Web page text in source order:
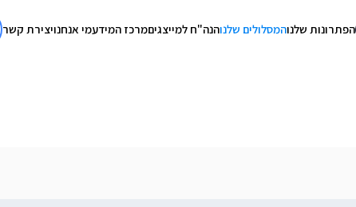
הפתרונות שלנוהמסלולים שלנוהנה"ח למייצגיםמרכז המידעמי אנחנויצירת קשר